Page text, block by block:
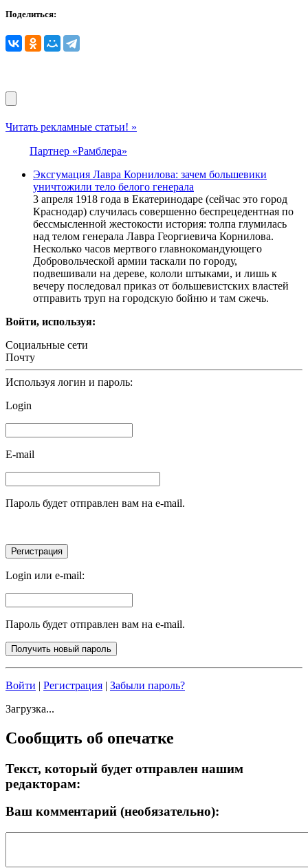
Поделиться:
Читать рекламные статьи! »
Партнер «Рамблера»
Эксгумация Лавра Корнилова: зачем большевики
уничтожили тело белого генерала
3 апреля 1918 года в Екатеринодаре (сейчас это город
Краснодар) случилась совершенно беспрецедентная по
бессмысленной жестокости история: толпа глумилась
над телом генерала Лавра Георгиевича Корнилова.
Несколько часов мертвого главнокомандующего
Добровольческой армии таскали по городу,
подвешивали на дереве, кололи штыками, и лишь к
вечеру последовал приказ от большевистских властей
отправить труп на городскую бойню и там сжечь.
Войти, используя:
Социальные сети
Почту
Используя логин и пароль:
Login
E-mail
Пароль будет отправлен вам на e-mail.
Login или e-mail:
Пароль будет отправлен вам на e-mail.
Войти | Регистрация | Забыли пароль?
Загрузка...
Сообщить об опечатке
Текст, который будет отправлен нашим
редакторам:
Ваш комментарий (необязательно):